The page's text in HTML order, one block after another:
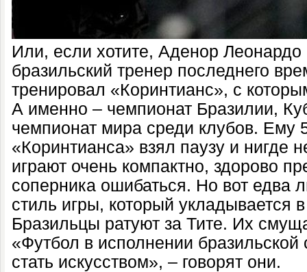
Или, если хотите, Аденор
бразильский тренер последнего
тренировал «Коринтианс», с
А именно – чемпионат Бразилии,
чемпионат мира среди клубов. Ему
«Коринтианса» взял паузу и нигде
играют очень компактно, здорово
соперника ошибаться. Но вот едва
стиль игры, который укладывается
Бразильцы ратуют за Тите. Их
«Футбол в исполнении
стать искусством», – говорят они.